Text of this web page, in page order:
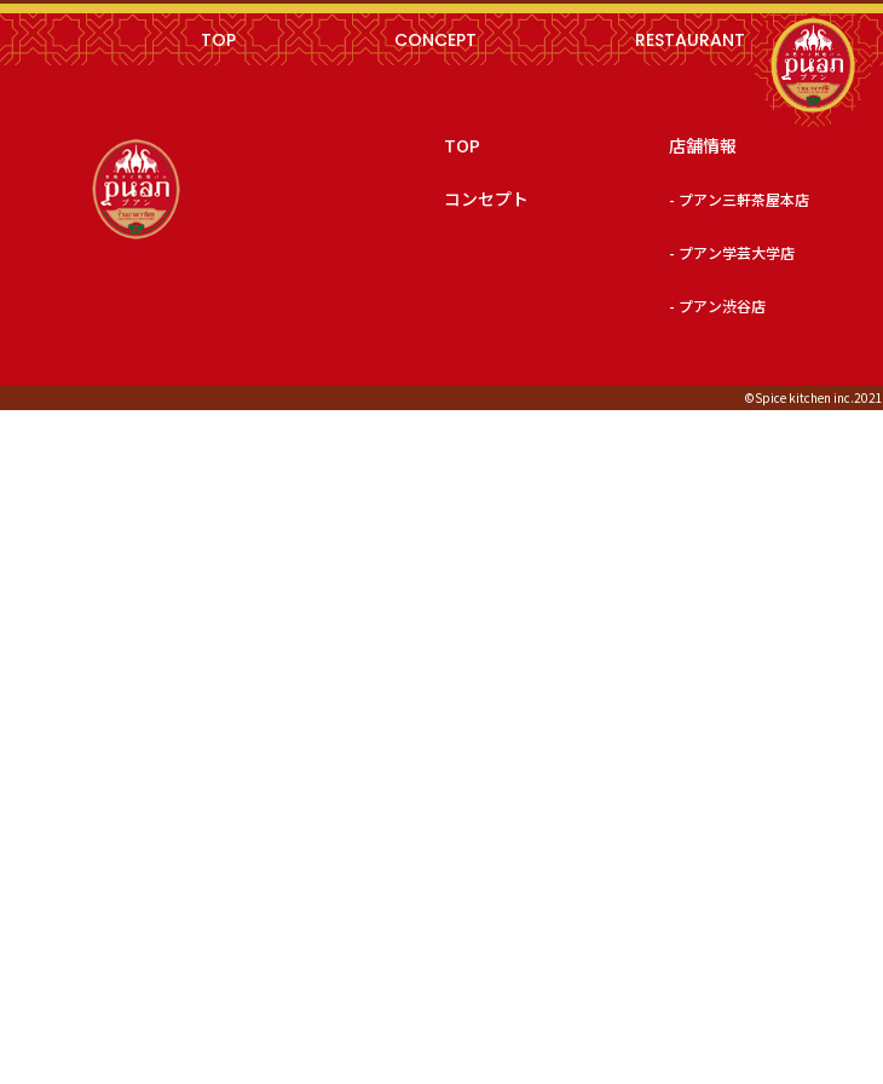
TOP CONCEPT RESTAURANT
TOP
コンセプト
店舗情報
- プアン三軒茶屋本店
- プアン学芸大学店
- プアン渋谷店
©︎Spice kitchen inc.2021